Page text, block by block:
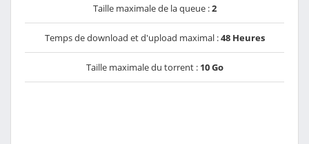
Taille maximale de la queue :2
Temps de download et d'upload maximal :48 Heures
Taille maximale du torrent : 10 Go